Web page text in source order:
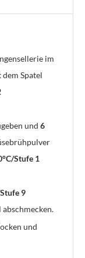
im
Spatel
und 6
Stufe 1
9
und